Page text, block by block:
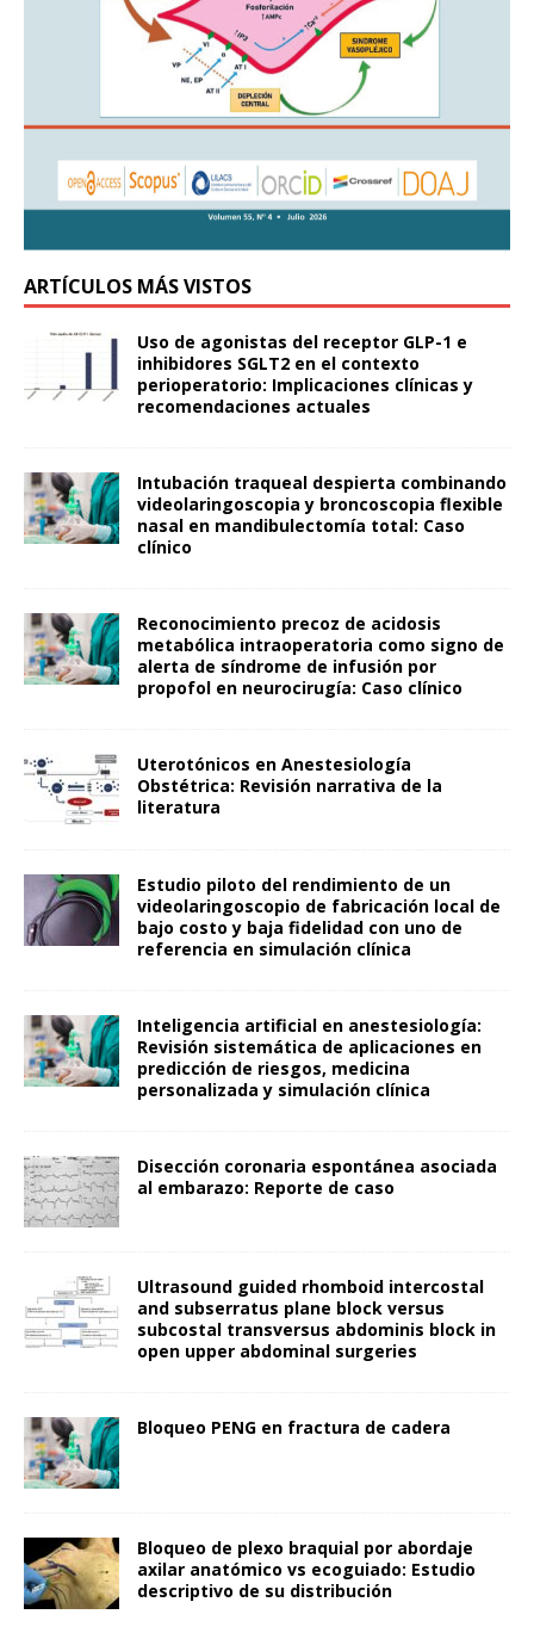
ARTÍCULOS MÁS VISTOS
Uso de agonistas del receptor GLP-1 e
inhibidores SGLT2 en el contexto
perioperatorio: Implicaciones clínicas y
recomendaciones actuales
Intubación traqueal despierta combinando
videolaringoscopia y broncoscopia flexible
nasal en mandibulectomía total: Caso
clínico
Reconocimiento precoz de acidosis
metabólica intraoperatoria como signo de
alerta de síndrome de infusión por
propofol en neurocirugía: Caso clínico
Uterotónicos en Anestesiología
Obstétrica: Revisión narrativa de la
literatura
Estudio piloto del rendimiento de un
videolaringoscopio de fabricación local de
bajo costo y baja fidelidad con uno de
referencia en simulación clínica
Inteligencia artificial en anestesiología:
Revisión sistemática de aplicaciones en
predicción de riesgos, medicina
personalizada y simulación clínica
Disección coronaria espontánea asociada
al embarazo: Reporte de caso
Ultrasound guided rhomboid intercostal
and subserratus plane block versus
subcostal transversus abdominis block in
open upper abdominal surgeries
Bloqueo PENG en fractura de cadera
Bloqueo de plexo braquial por abordaje
axilar anatómico vs ecoguiado: Estudio
descriptivo de su distribución